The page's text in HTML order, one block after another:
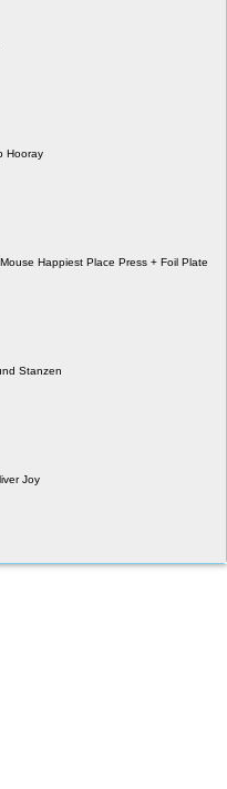
Hooray
Happiest Place Press + Foil Plate
Stanzen
Joy